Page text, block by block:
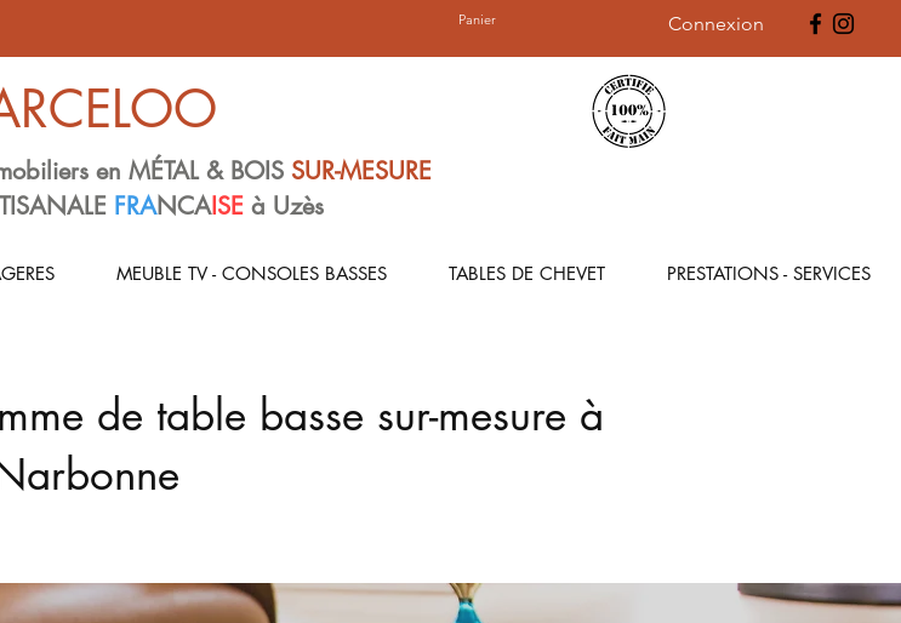
Panier Connexion
en MÉTAL & BOIS SUR-MESURE
FRANCAISE à Uzès
MEUBLE TV - CONSOLES BASSES TABLES DE CHEVET PRESTATIONS - SERVICES
de table basse sur-mesure à